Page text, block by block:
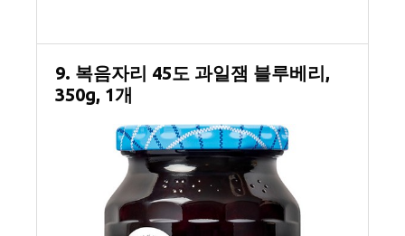
9. 복음자리 45도 과일잼 블루베리,
350g, 1개